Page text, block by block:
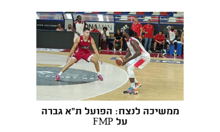
ממשיכה לנצח: הפועל ת"א גברה
על FMP